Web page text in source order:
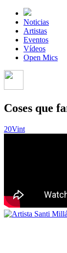
Noticias
Artistas
Eventos
Vídeos
Open Mics
Coses que
20Vint